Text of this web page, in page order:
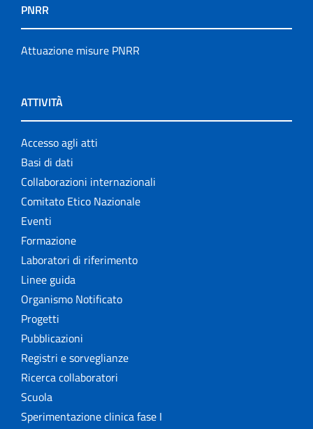
PNRR
Attuazione misure PNRR
ATTIVITÀ
Accesso agli atti
Basi di dati
Collaborazioni internazionali
Comitato Etico Nazionale
Eventi
Formazione
Laboratori di riferimento
Linee guida
Organismo Notificato
Progetti
Pubblicazioni
Registri e sorveglianze
Ricerca collaboratori
Scuola
Sperimentazione clinica fase I